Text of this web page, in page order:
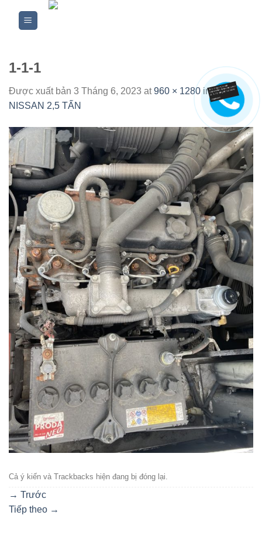
1-1-1
Được xuất bản 3 Tháng 6, 2023 at960 × 1280inXE
NISSAN 2,5 TẤN
Cả ý kiến ​​và Trackbacks hiện đang bị đóng lại.
→ Trước
Tiếp theo →